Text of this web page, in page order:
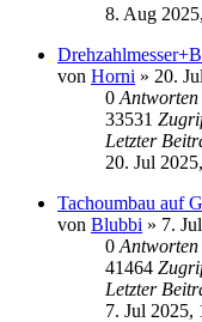
8. Aug
von Horni » 20.
0 Antworten
33531
Letzter
20. Jul
Tachoumbau auf
von Blubbi » 7.
0 Antworten
41464
Letzter
7. Jul 2025,